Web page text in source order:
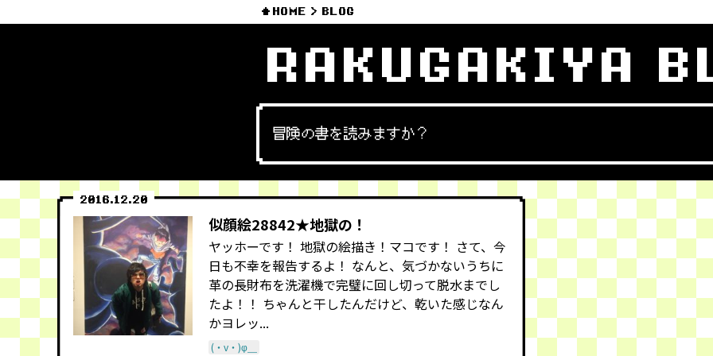
HOME BLOG
RAKUGAKIYA
冒険の書を読みますか？
2016.12.20
似顔絵28842★地獄の！
ヤッホーです！ 地獄の絵描き！マコです！ さて、今
日も不幸を報告するよ！ なんと、気づかないうちに
革の長財布を洗濯機で完璧に回し切って脱水までし
たよ！！ ちゃんと干したんだけど、乾いた感じなん
かヨレッ...
(・v・)φ＿